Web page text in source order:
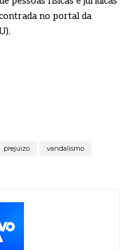
no portal da
prejuizo vandalismo